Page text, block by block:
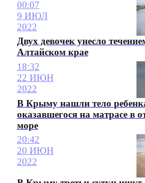
00:07
9 ИЮЛ
2022
Двух девочек унесло
Алтайском крае
18:32
22 ИЮН
2022
В Крыму нашли тело
оказавшегося на матрасе в
море
20:42
20 ИЮН
2022